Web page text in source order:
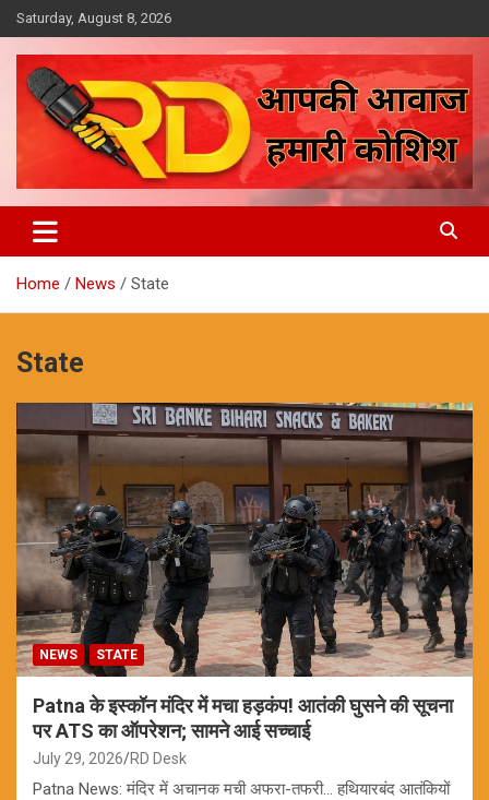
Skip
to
content
Saturday, August 8, 2026
Reporter Diaries
Home News State
State
NEWS STATE
Patna के इस्कॉन मंदिर में मचा हड़कंप! आतंकी घुसने की सूचना
पर ATS का ऑपरेशन; सामने आई सच्चाई
July 29, 2026 RD Desk
Patna News: मंदिर में अचानक मची अफरा-तफरी… हथियारबंद आतंकियों